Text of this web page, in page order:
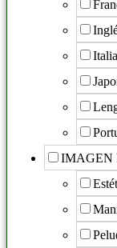
IMAGEN